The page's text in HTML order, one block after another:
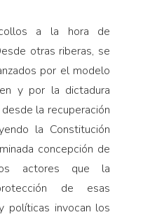
a la hora de
otras riberas, se
por el modelo
y por la dictadura
la recuperación
la Constitución
concepción de
actores que la
de esas
políticas invocan los